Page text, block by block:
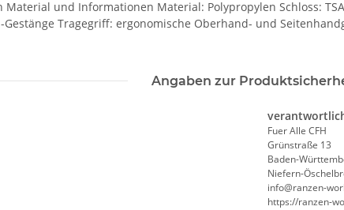
und Informationen Material: Polypropylen Schloss:
Tragegriff: ergonomische Oberhand- und
Angaben zur
Fuer Alle CFH
Grünstraße 13
Baden-
Niefern-
info@ranzen-
https://ranzen-